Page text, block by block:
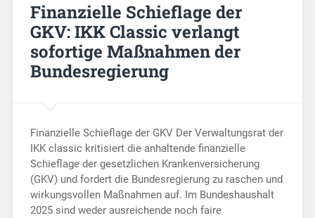
Finanzielle Schieflage der
GKV: IKK Classic verlangt
sofortige Maßnahmen der
Bundesregierung
Finanzielle Schieflage der GKV Der Verwaltungsrat der
IKK classic kritisiert die anhaltende finanzielle
Schieflage der gesetzlichen Krankenversicherung
(GKV) und fordert die Bundesregierung zu raschen und
wirkungsvollen Maßnahmen auf. Im Bundeshaushalt
2025 sind weder ausreichende noch faire